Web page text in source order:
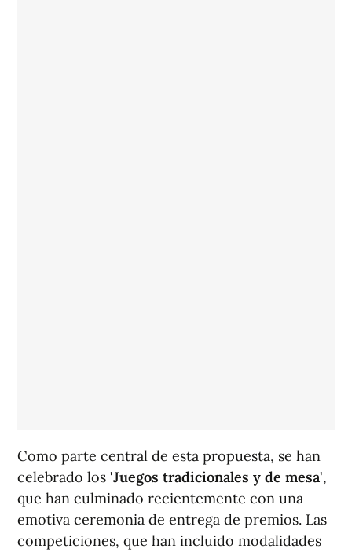
Como parte central de esta propuesta, se han
celebrado los 'Juegos tradicionales y de mesa',
que han culminado recientemente con una
emotiva ceremonia de entrega de premios. Las
competiciones, que han incluido modalidades